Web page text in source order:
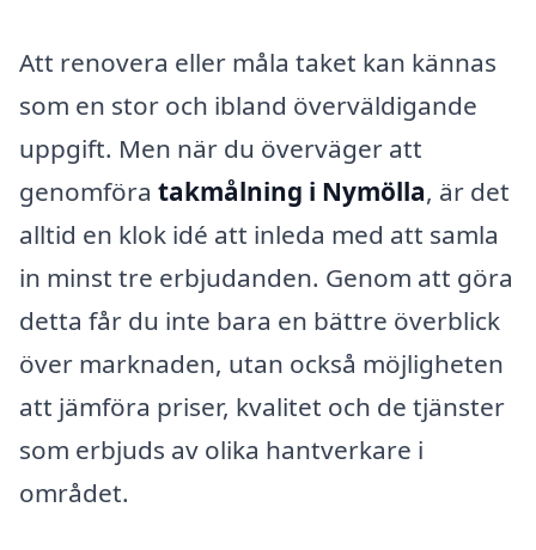
Att renovera eller måla taket kan kännas
som en stor och ibland överväldigande
uppgift. Men när du överväger att
genomföra takmålning i Nymölla, är det
alltid en klok idé att inleda med att samla
in minst tre erbjudanden. Genom att göra
detta får du inte bara en bättre överblick
över marknaden, utan också möjligheten
att jämföra priser, kvalitet och de tjänster
som erbjuds av olika hantverkare i
området.